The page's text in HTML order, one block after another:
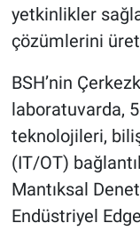
yetkinlikler
çözümlerini
BSH’nin
laboratuvarda,
teknolojileri,
(IT/OT)
Mantıksal
Endüstriyel